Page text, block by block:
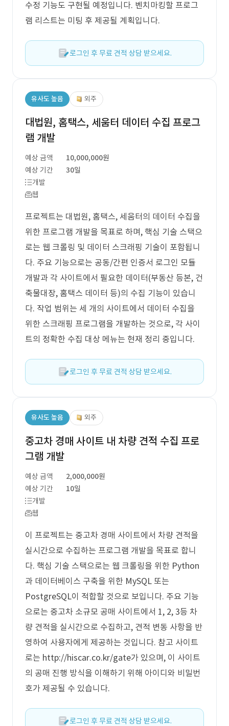
수정 기능도 구현될 예정입니다. 벤치마킹할 프로그
램 리스트는 미팅 후 제공될 계획입니다.
로그인 후 무료 견적 상담 받으세요.
유사도 높음 외주
대법원, 홈택스, 세움터 데이터 수집 프로그
램 개발
예상 금액
10,000,000원
예상 기간
30일
개발
웹
프로젝트는 대법원, 홈택스, 세움터의 데이터 수집을
위한 프로그램 개발을 목표로 하며, 핵심 기술 스택으
로는 웹 크롤링 및 데이터 스크래핑 기술이 포함됩니
다. 주요 기능으로는 공동/간편 인증서 로그인 모듈
개발과 각 사이트에서 필요한 데이터(부동산 등본, 건
축물대장, 홈택스 데이터 등)의 수집 기능이 있습니
다. 작업 범위는 세 개의 사이트에서 데이터 수집을
위한 스크래핑 프로그램을 개발하는 것으로, 각 사이
트의 정확한 수집 대상 메뉴는 현재 정리 중입니다.
로그인 후 무료 견적 상담 받으세요.
유사도 높음 외주
중고차 경매 사이트 내 차량 견적 수집 프로
그램 개발
예상 금액
2,000,000원
예상 기간
10일
개발
웹
이 프로젝트는 중고차 경매 사이트에서 차량 견적을
실시간으로 수집하는 프로그램 개발을 목표로 합니
다. 핵심 기술 스택으로는 웹 크롤링을 위한 Python
과 데이터베이스 구축을 위한 MySQL 또는
PostgreSQL이 적합할 것으로 보입니다. 주요 기능
으로는 중고차 소규모 공매 사이트에서 1, 2, 3등 차
량 견적을 실시간으로 수집하고, 견적 변동 사항을 반
영하여 사용자에게 제공하는 것입니다. 참고 사이트
로는 http://hiscar.co.kr/gate가 있으며, 이 사이트
의 공매 진행 방식을 이해하기 위해 아이디와 비밀번
호가 제공될 수 있습니다.
로그인 후 무료 견적 상담 받으세요.